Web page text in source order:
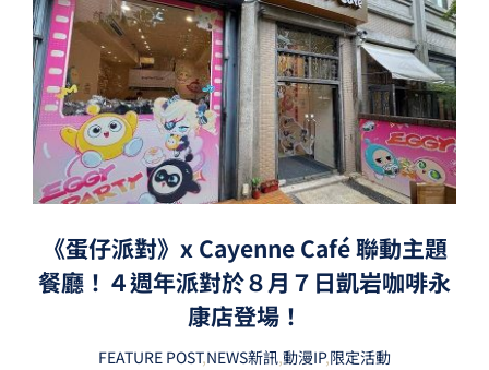
《蛋仔派對》x Cayenne Café 聯動主題
餐廳！４週年派對於８月７日凱岩咖啡永
康店登場！
FEATURE POST,NEWS新訊,動漫IP,限定活動